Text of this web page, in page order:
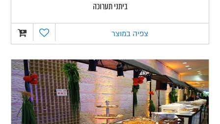
ביתני תערוכה
צפיה במוצר